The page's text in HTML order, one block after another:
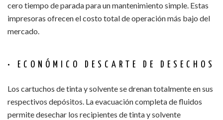
cero tiempo de parada para un mantenimiento simple. Estas
impresoras ofrecen el costo total de operación más bajo del
mercado.
• ECONÓMICO DESCARTE DE DESECHOS
Los cartuchos de tinta y solvente se drenan totalmente en sus
respectivos depósitos. La evacuación completa de fluidos
permite desechar los recipientes de tinta y solvente